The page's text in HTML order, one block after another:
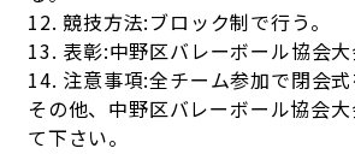
12. 競技方法:ブロック制で行う。
13. 表彰:中野区バレーボール協会大
14. 注意事項:全チーム参加で閉会式
その他、中野区バレーボール協会
て下さい。